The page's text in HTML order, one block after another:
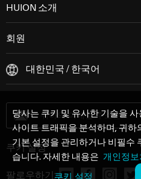
HUION 소개
회원
대한민국 / 한국어
쿠키 설정
팔로우하기:
당사는 쿠키 및 유사한 기술을
사이트 트래픽을 분석하며, 귀
기본 설정을 관리하거나 비필수
습니다. 자세한 내용은 개인정
쿠키 설정